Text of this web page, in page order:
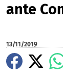
ante
13/11/2019